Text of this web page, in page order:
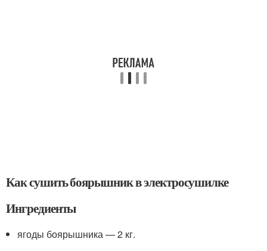
Как сушить боярышник в электросушилке
Ингредиенты
ягоды боярышника — 2 кг.